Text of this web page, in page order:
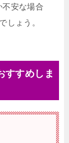
不安な場合
しょう。
すすめしま